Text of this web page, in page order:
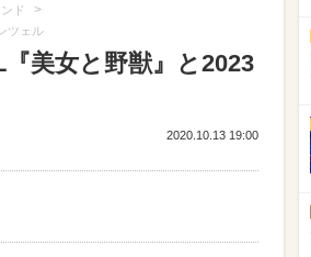
ド >
ツェル
美女と野獣』と2023
2020.10.13 19:00